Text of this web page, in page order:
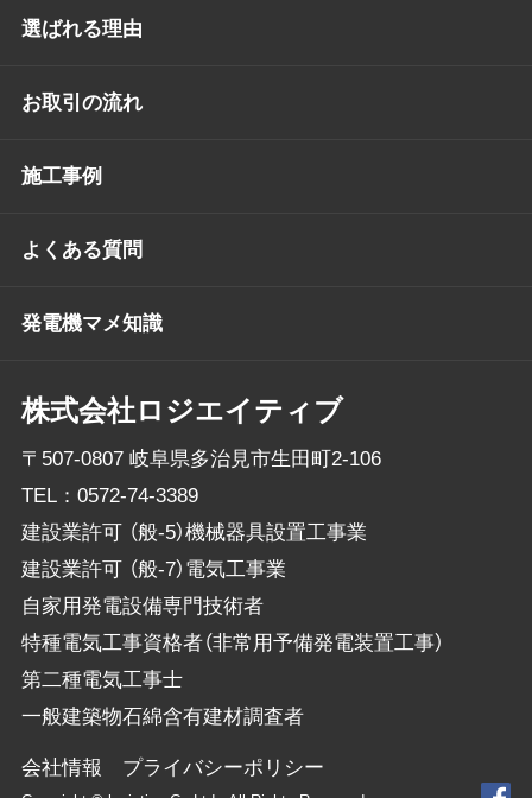
株式会社ロジエイティブ
〒507-0807 岐阜県多治見市生田町2-106
TEL： 0572-74-3389
建設業許可 （般-5）機械器具設置工事業
建設業許可 （般-7）電気工事業
自家用発電設備専門技術者
特種電気工事資格者（非常用予備発電装置工事）
第二種電気工事士
一般建築物石綿含有建材調査者
選ばれる理由
お取引の流れ
施工事例
よくある質問
発電機マメ知識
会社情報 プライバシーポリシー